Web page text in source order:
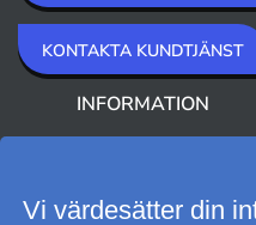
KONTAKTA KUNDTJÄNST
INFORMATION
Vi värdesätter din